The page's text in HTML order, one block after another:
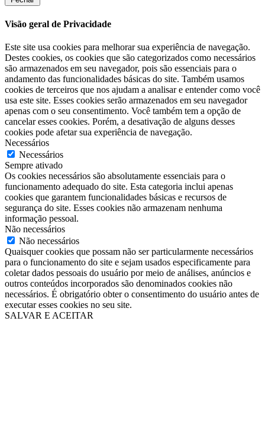
Visão geral de Privacidade
Este site usa cookies para melhorar sua experiência de navegação.
Destes cookies, os cookies que são categorizados como necessários
são armazenados em seu navegador, pois são essenciais para o
andamento das funcionalidades básicas do site. Também usamos
cookies de terceiros que nos ajudam a analisar e entender como você
usa este site. Esses cookies serão armazenados em seu navegador
apenas com o seu consentimento. Você também tem a opção de
cancelar esses cookies. Porém, a desativação de alguns desses
cookies pode afetar sua experiência de navegação.
Necessários
Necessários
Sempre ativado
Os cookies necessários são absolutamente essenciais para o
funcionamento adequado do site. Esta categoria inclui apenas
cookies que garantem funcionalidades básicas e recursos de
segurança do site. Esses cookies não armazenam nenhuma
informação pessoal.
Não necessários
Não necessários
Quaisquer cookies que possam não ser particularmente necessários
para o funcionamento do site e sejam usados especificamente para
coletar dados pessoais do usuário por meio de análises, anúncios e
outros conteúdos incorporados são denominados cookies não
necessários. É obrigatório obter o consentimento do usuário antes de
executar esses cookies no seu site.
SALVAR E ACEITAR